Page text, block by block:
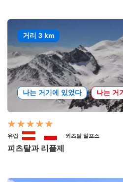
거리 3 km
나는 거기에 있었다 나는 거
유럽 외츠탈 알프스
피츠탈과 리플제